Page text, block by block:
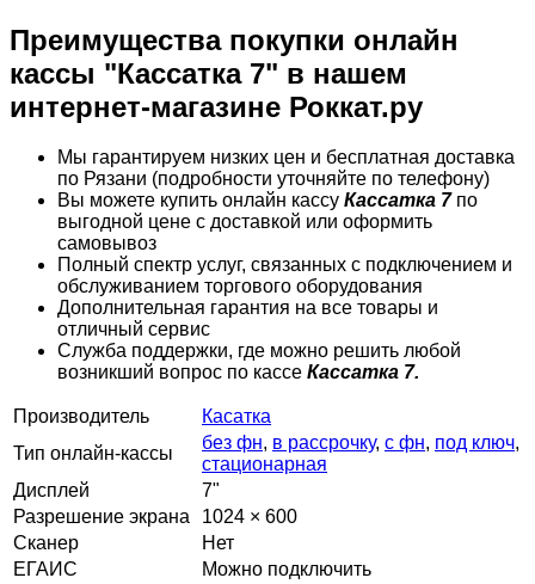
Преимущества покупки онлайн
кассы "Кассатка 7" в нашем
интернет-магазине Роккат.ру
Мы гарантируем низких цен и бесплатная доставка
по Рязани (подробности уточняйте по телефону)
Вы можете купить онлайн кассу Кассатка 7по
выгодной цене с доставкой или оформить
самовывоз
Полный спектр услуг, связанных с подключением и
обслуживанием торгового оборудования
Дополнительная гарантия на все товары и
отличный сервис
Служба поддержки, где можно решить любой
возникший вопрос по кассе Кассатка 7.
Производитель
Касатка
Тип онлайн-кассы
без фн, в рассрочку, с фн, под ключ,
стационарная
Дисплей
7"
Разрешение экрана
1024 × 600
Сканер
Нет
ЕГАИС
Можно подключить